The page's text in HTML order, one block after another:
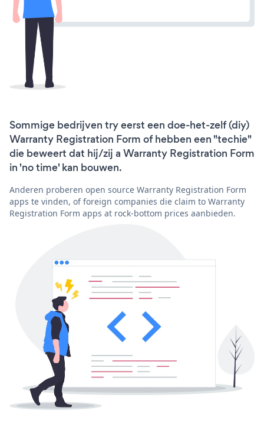
Sommige bedrijven try eerst een doe-het-zelf (diy)
Warranty Registration Form of hebben een "techie"
die beweert dat hij/zij a Warranty Registration Form
in 'no time' kan bouwen.
Anderen proberen open source Warranty Registration Form
apps te vinden, of foreign companies die claim to Warranty
Registration Form apps at rock-bottom prices aanbieden.